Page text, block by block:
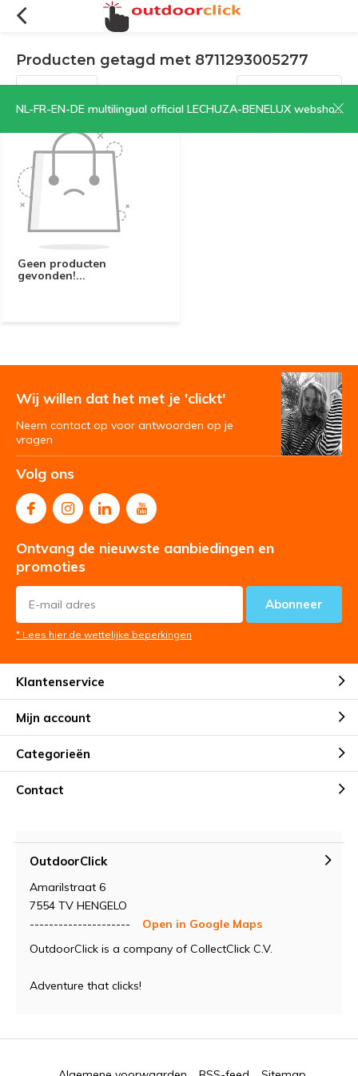
NL-FR-EN-DE multilingual official LECHUZA-BENELUX webshop | CLICK HERE NOW!
Producten getagd met 8711293005277
Filters Sorteren op:
Geen producten
gevonden!...
Wij willen dat het met je 'clickt'
Neem contact op voor antwoorden op je
vragen
Volg ons
Ontvang de nieuwste aanbiedingen en
promoties
Abonneer
* Lees hier de wettelijke beperkingen
Klantenservice
Mijn account
Categorieën
Contact
OutdoorClick
Amarilstraat 6
7554 TV HENGELO
---------------------
Open in Google Maps
OutdoorClick is a company of CollectClick C.V.
Adventure that clicks!